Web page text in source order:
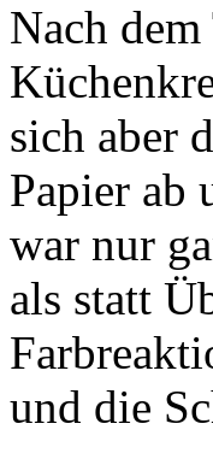
Nach
sich aber
Papier ab
war nur
als statt
und die